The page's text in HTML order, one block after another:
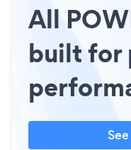
All
built for